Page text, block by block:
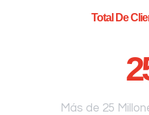
Total De
Más de 25